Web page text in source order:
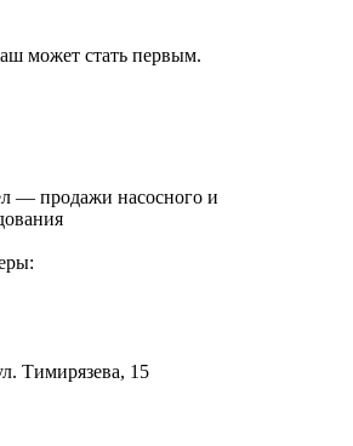
может стать первым.
— продажи насосного и
Тимирязева, 15